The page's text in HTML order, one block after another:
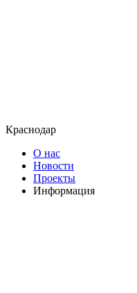
Краснодар
О нас
Новости
Проекты
Информация